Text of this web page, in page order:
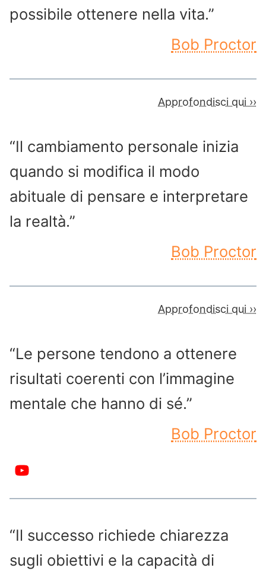
possibile ottenere nella vita.”
Bob Proctor
Approfondisci qui ››
“Il cambiamento personale inizia
quando si modifica il modo
abituale di pensare e interpretare
la realtà.”
Bob Proctor
Approfondisci qui ››
“Le persone tendono a ottenere
risultati coerenti con l’immagine
mentale che hanno di sé.”
Bob Proctor
“Il successo richiede chiarezza
sugli obiettivi e la capacità di